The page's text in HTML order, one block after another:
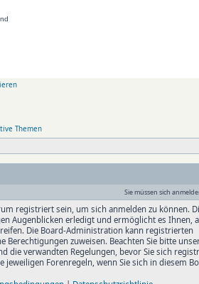
Themen
Sie müssen sich
registriert sein, um sich anmelden zu können.
Augenblicken erledigt und ermöglicht es Ihnen,
Die Board-Administration kann registrierten
Berechtigungen zuweisen. Beachten Sie bitte
die verwandten Regelungen, bevor Sie sich
jeweiligen Forenregeln, wenn Sie sich in diesem